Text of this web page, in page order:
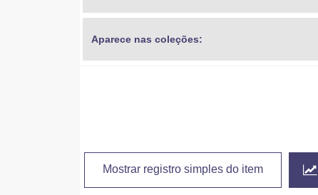
Aparece nas coleções:
Mostrar registro simples do item